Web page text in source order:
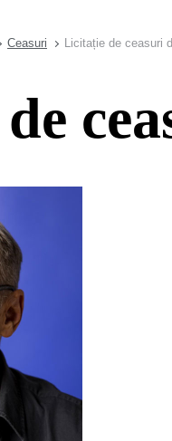
Ceasuri Licitație de ceasuri